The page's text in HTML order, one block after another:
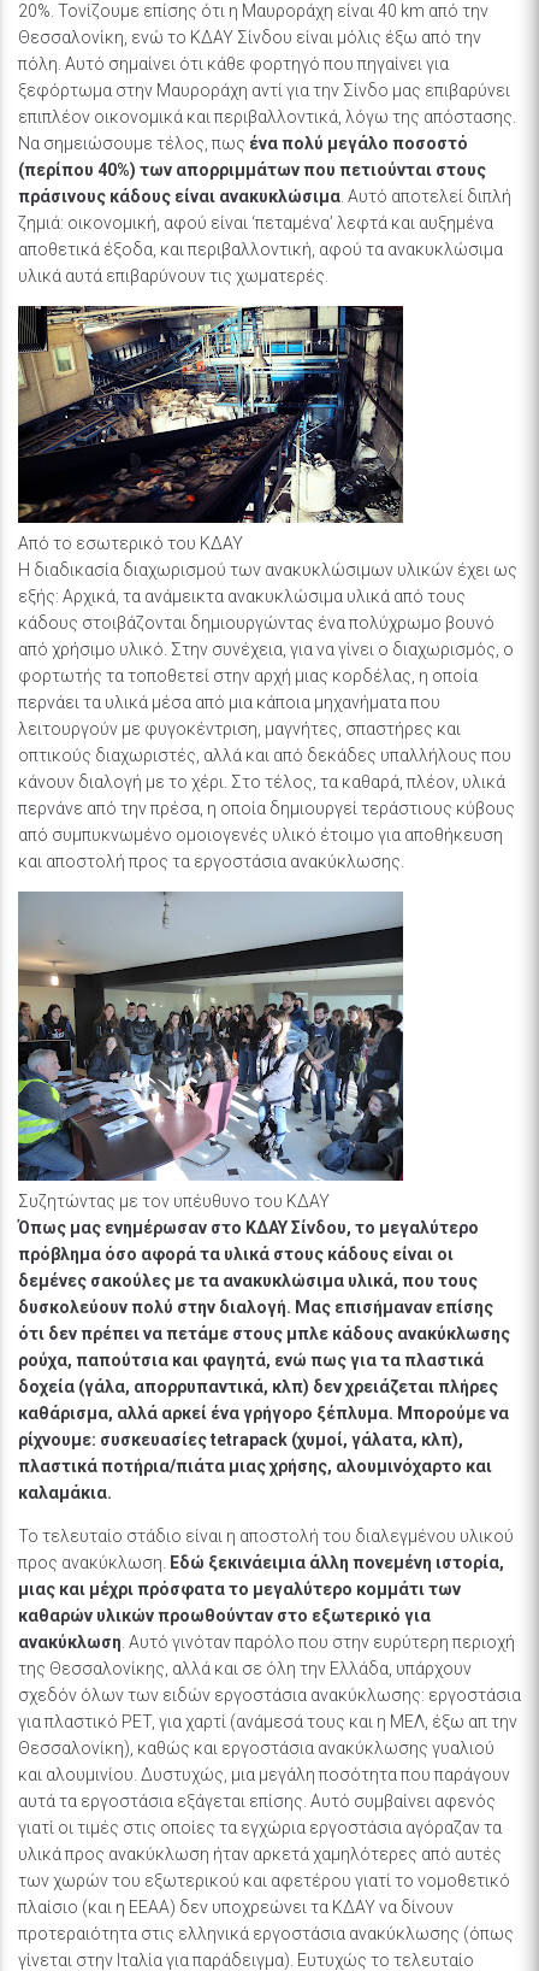
20%. Τονίζουμε επίσης ότι η Μαυροράχη είναι 40 km από την
Θεσσαλονίκη, ενώ το ΚΔΑΥ Σίνδου είναι μόλις έξω από την
πόλη. Αυτό σημαίνει ότι κάθε φορτηγό που πηγαίνει για
ξεφόρτωμα στην Μαυροράχη αντί για την Σίνδο μας επιβαρύνει
επιπλέον οικονομικά και περιβαλλοντικά, λόγω της απόστασης.
Να σημειώσουμε τέλος, πως ένα πολύ μεγάλο ποσοστό
(περίπου 40%) των απορριμμάτων που πετιούνται στους
πράσινους κάδους είναι ανακυκλώσιμα. Αυτό αποτελεί διπλή
ζημιά: οικονομική, αφού είναι ‘πεταμένα’ λεφτά και αυξημένα
αποθετικά έξοδα, και περιβαλλοντική, αφού τα ανακυκλώσιμα
υλικά αυτά επιβαρύνουν τις χωματερές.
Από το εσωτερικό του ΚΔΑΥ
Η διαδικασία διαχωρισμού των ανακυκλώσιμων υλικών έχει ως
εξής: Αρχικά, τα ανάμεικτα ανακυκλώσιμα υλικά από τους
κάδους στοιβάζονται δημιουργώντας ένα πολύχρωμο βουνό
από χρήσιμο υλικό. Στην συνέχεια, για να γίνει ο διαχωρισμός, ο
φορτωτής τα τοποθετεί στην αρχή μιας κορδέλας, η οποία
περνάει τα υλικά μέσα από μια κάποια μηχανήματα που
λειτουργούν με φυγοκέντριση, μαγνήτες, σπαστήρες και
οπτικούς διαχωριστές, αλλά και από δεκάδες υπαλλήλους που
κάνουν διαλογή με το χέρι. Στο τέλος, τα καθαρά, πλέον, υλικά
περνάνε από την πρέσα, η οποία δημιουργεί τεράστιους κύβους
από συμπυκνωμένο ομοιογενές υλικό έτοιμο για αποθήκευση
και αποστολή προς τα εργοστάσια ανακύκλωσης.
Συζητώντας με τον υπέυθυνο του ΚΔΑΥ
Όπως μας ενημέρωσαν στο ΚΔΑΥ Σίνδου, το μεγαλύτερο
πρόβλημα όσο αφορά τα υλικά στους κάδους είναι οι
δεμένες σακούλες με τα ανακυκλώσιμα υλικά, που τους
δυσκολεύουν πολύ στην διαλογή. Μας επισήμαναν επίσης
ότι δεν πρέπει να πετάμε στους μπλε κάδους ανακύκλωσης
ρούχα, παπούτσια και φαγητά, ενώ πως για τα πλαστικά
δοχεία (γάλα, απορρυπαντικά, κλπ) δεν χρειάζεται πλήρες
καθάρισμα, αλλά αρκεί ένα γρήγορο ξέπλυμα. Μπορούμε να
ρίχνουμε: συσκευασίες tetrapack (χυμοί, γάλατα, κλπ),
πλαστικά ποτήρια/πιάτα μιας χρήσης, αλουμινόχαρτο και
καλαμάκια.
Το τελευταίο στάδιο είναι η αποστολή του διαλεγμένου υλικού
προς ανακύκλωση. Εδώ ξεκινάειμια άλλη πονεμένη ιστορία,
μιας και μέχρι πρόσφατα το μεγαλύτερο κομμάτι των
καθαρών υλικών προωθούνταν στο εξωτερικό για
ανακύκλωση. Αυτό γινόταν παρόλο που στην ευρύτερη περιοχή
της Θεσσαλονίκης, αλλά και σε όλη την Ελλάδα, υπάρχουν
σχεδόν όλων των ειδών εργοστάσια ανακύκλωσης: εργοστάσια
για πλαστικό PET, για χαρτί (ανάμεσά τους και η ΜΕΛ, έξω απ την
Θεσσαλονίκη), καθώς και εργοστάσια ανακύκλωσης γυαλιού
και αλουμινίου. Δυστυχώς, μια μεγάλη ποσότητα που παράγουν
αυτά τα εργοστάσια εξάγεται επίσης. Αυτό συμβαίνει αφενός
γιατί οι τιμές στις οποίες τα εγχώρια εργοστάσια αγόραζαν τα
υλικά προς ανακύκλωση ήταν αρκετά χαμηλότερες από αυτές
των χωρών του εξωτερικού και αφετέρου γιατί το νομοθετικό
πλαίσιο (και η ΕΕΑΑ) δεν υποχρεώνει τα ΚΔΑΥ να δίνουν
προτεραιότητα στις ελληνικά εργοστάσια ανακύκλωσης (όπως
γίνεται στην Ιταλία για παράδειγμα). Ευτυχώς το τελευταίο